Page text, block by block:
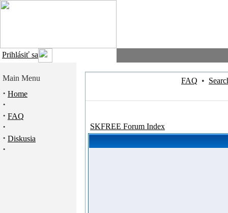
Prihlásiť sa
Main Menu
· Home
·
· FAQ
·
· Diskusia
·
FAQ •
SKFREE Forum Index